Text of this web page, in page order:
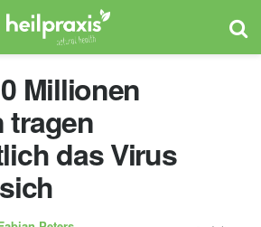
Millionen
tragen
das Virus